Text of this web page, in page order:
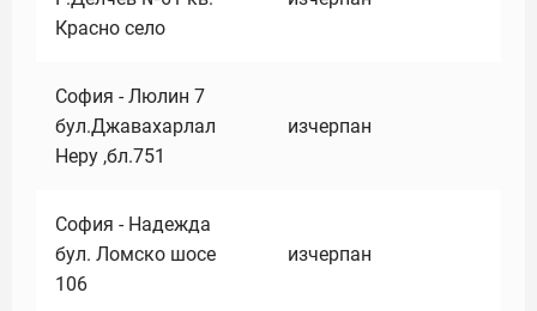
Красно село
София - Люлин 7
бул.Джавахарлал
Неру ,бл.751
изчерпан
София - Надежда
бул. Ломско шосе
106
изчерпан